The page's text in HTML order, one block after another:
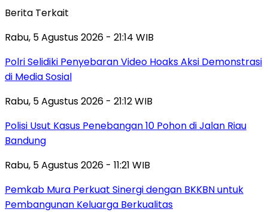
Berita Terkait
Rabu, 5 Agustus 2026 - 21:14 WIB
Polri Selidiki Penyebaran Video Hoaks Aksi Demonstrasi
di Media Sosial
Rabu, 5 Agustus 2026 - 21:12 WIB
Polisi Usut Kasus Penebangan 10 Pohon di Jalan Riau
Bandung
Rabu, 5 Agustus 2026 - 11:21 WIB
Pemkab Mura Perkuat Sinergi dengan BKKBN untuk
Pembangunan Keluarga Berkualitas